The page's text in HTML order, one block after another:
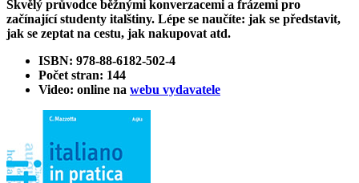
Skvělý průvodce běžnými konverzacemi a frázemi pro
začínající studenty italštiny. Lépe se naučíte: jak se představit,
jak se zeptat na cestu, jak nakupovat atd.
ISBN: 978-88-6182-502-4
Počet stran: 144
Video: online na webu vydavatele